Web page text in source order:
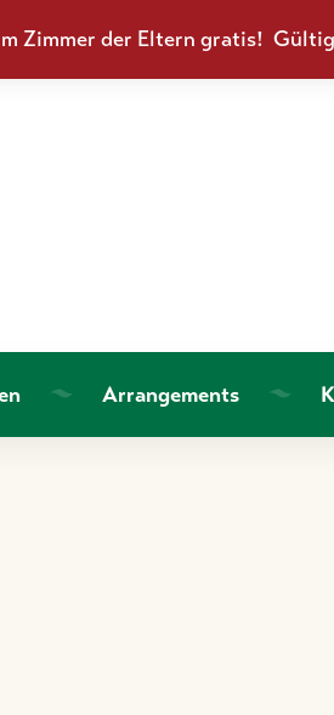
Zimmer der Eltern gratis!
Arrangements